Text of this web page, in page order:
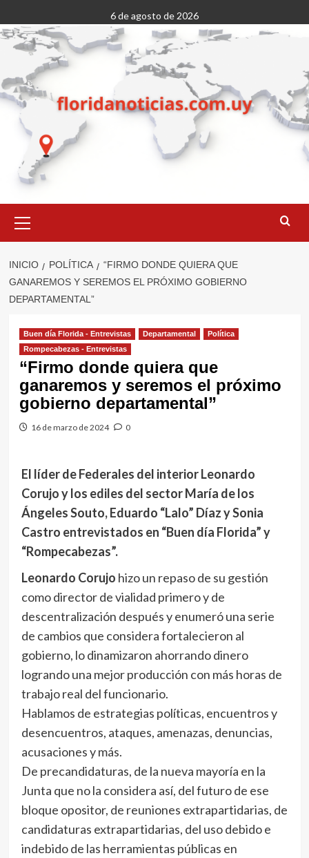
al
contenido
6 de agosto de 2026
primario
INICIO POLÍTICA
“FIRMO DONDE QUIERA QUE
GANAREMOS Y SEREMOS EL PRÓXIMO GOBIERNO
DEPARTAMENTAL”
Buen día Florida - Entrevistas Departamental
Política
Rompecabezas - Entrevistas
“Firmo donde quiera que
ganaremos y seremos el próximo
gobierno departamental”
16 de marzo de 2024 0
El líder de Federales del interior Leonardo
Corujo y los ediles del sector María de los
Ángeles Souto, Eduardo “Lalo” Díaz y Sonia
Castro entrevistados en “Buen día Florida” y
“Rompecabezas”.
Leonardo Corujo hizo un repaso de su gestión
como director de vialidad primero y de
descentralización después y enumeró una serie
de cambios que considera fortalecieron al
gobierno, lo dinamizaron ahorrando dinero
logrando una mejor producción con más horas de
trabajo real del funcionario.
Hablamos de estrategias políticas, encuentros y
desencuentros, ataques, amenazas, denuncias,
acusaciones y más.
De precandidaturas, de la nueva mayoría en la
Junta que no la considera así, del futuro de ese
bloque opositor, de reuniones extrapartidarias, de
candidaturas extrapartidarias, del uso debido e
indebido de las herramientas públicas en